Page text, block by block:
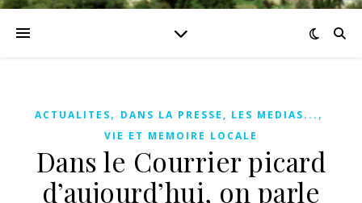
ACTUALITES, DANS LA PRESSE, LES MEDIAS... ,
VIE ET MEMOIRE LOCALE
Dans le Courrier picard
d’aujourd’hui, on parle